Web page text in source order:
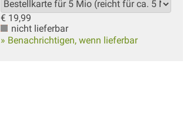
€ 19,99
nicht lieferbar
» Benachrichtigen, wenn lieferbar